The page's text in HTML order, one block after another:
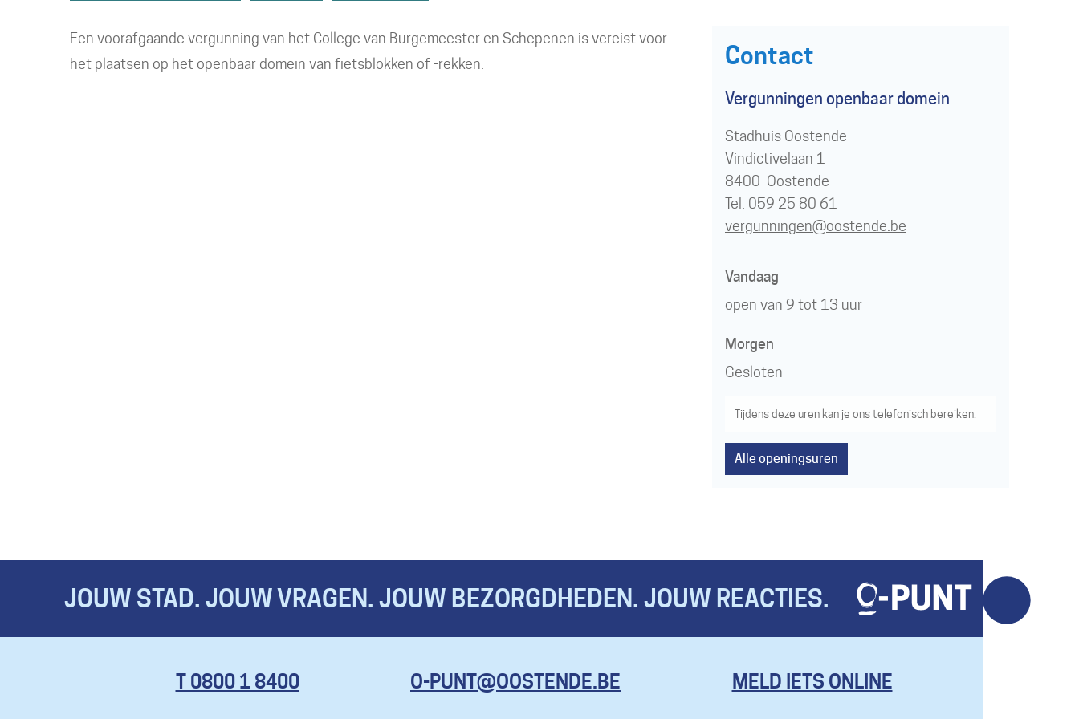
Een voorafgaande vergunning van het College van Burgemeester en Schepenen is vereist voor
het plaatsen op het openbaar domein van fietsblokken of -rekken.
Contact
Vergunningen openbaar domein
Gebouw
Stadhuis Oostende
Vindictivelaan 1
,8400 Oostende
Tel./GSM
059 25 80 61
E-
vergunningen@oostende.be
Openingsuren
Vandaag
open van 9 tot 13 uur
Morgen
Gesloten
Tijdens deze uren kan je ons telefonisch bereiken.
Alle openingsuren
JOUW STAD. JOUW VRAGEN. JOUW BEZORGDHEDEN. JOUW REACTIES.
KOM HIER
MET AL JE
T 0800 1 8400 O-PUNT@OOSTENDE.BE MELD IETS ONLINE